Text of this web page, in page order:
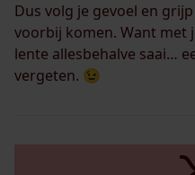
Dus volg je gevoel en
voorbij komen. Want met
lente allesbehalve saai…
vergeten. 😉